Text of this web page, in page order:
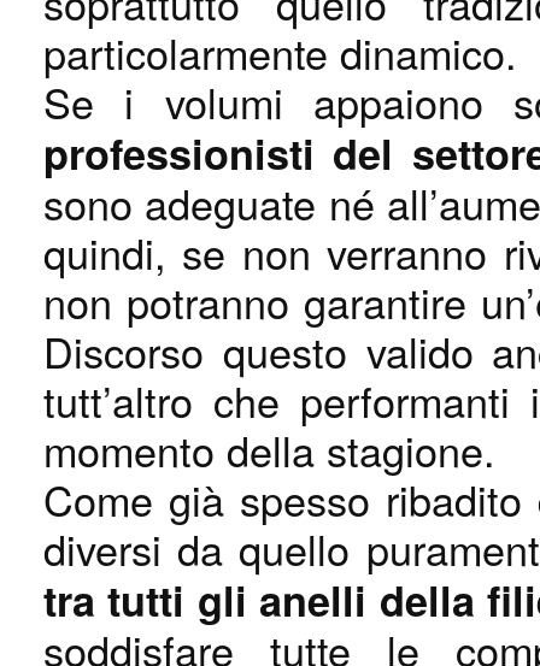
particolarmente dinamico.
Se i volumi appaiono
professionisti del
sono adeguate né
quindi, se non verranno
non potranno garantire
Discorso questo valido
tutt’altro che
momento della stagione.
Come già spesso
diversi da quello
tra tutti gli anelli della
soddisfare tutte le